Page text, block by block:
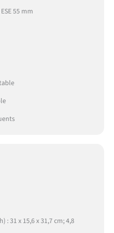
55 mm
: 31 x 15,6 x 31,7 cm; 4,8